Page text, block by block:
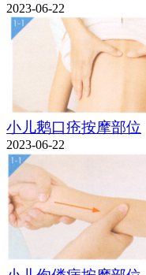
2023-06-22
小儿鹅口疮按摩部位
2023-06-22